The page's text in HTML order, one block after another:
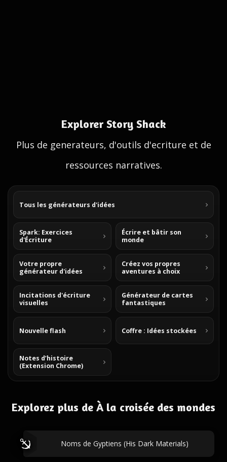
Explorer Story Shack
Plus de generateurs, d'outils d'ecriture et de
ressources narratives.
Tous les générateurs d'idées
Spark: Exercices
d'Écriture
Écrire et bâtir son
monde
Votre propre
générateur d'idées
Créez vos propres
aventures à choix
Incitations d'écriture
visuelles
Générateur de cartes
fantastiques
Nouvelle flash Coffre : Idées stockées
Notes d’histoire
(Extension Chrome)
Explorez plus de À la croisée des mondes
Noms de Gyptiens (His Dark Materials)